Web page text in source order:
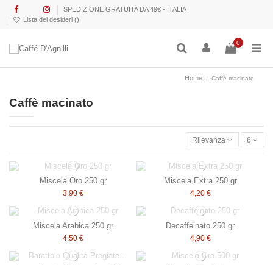
SPEDIZIONE GRATUITA DA 49€ - ITALIA
Lista dei desideri ()
0
Home Caffè macinato
Caffè macinato
Rilevanza 6
Miscela Oro 250 gr
3,90 €
Miscela Extra 250 gr
4,20 €
Miscela Arabica 250 gr
4,50 €
Decaffeinato 250 gr
4,90 €